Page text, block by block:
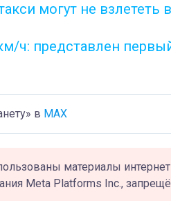
могут не
ч: представлен
в MAX
материалы
Meta Platforms Inc.,